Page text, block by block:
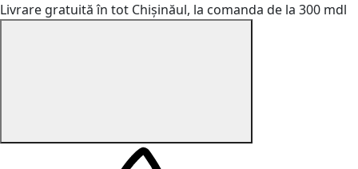
Livrare gratuită în tot Chișinăul, la comanda de la 300 mdl